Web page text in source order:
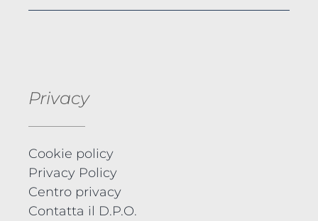
Privacy
Cookie policy
Privacy Policy
Centro privacy
Contatta il D.P.O.